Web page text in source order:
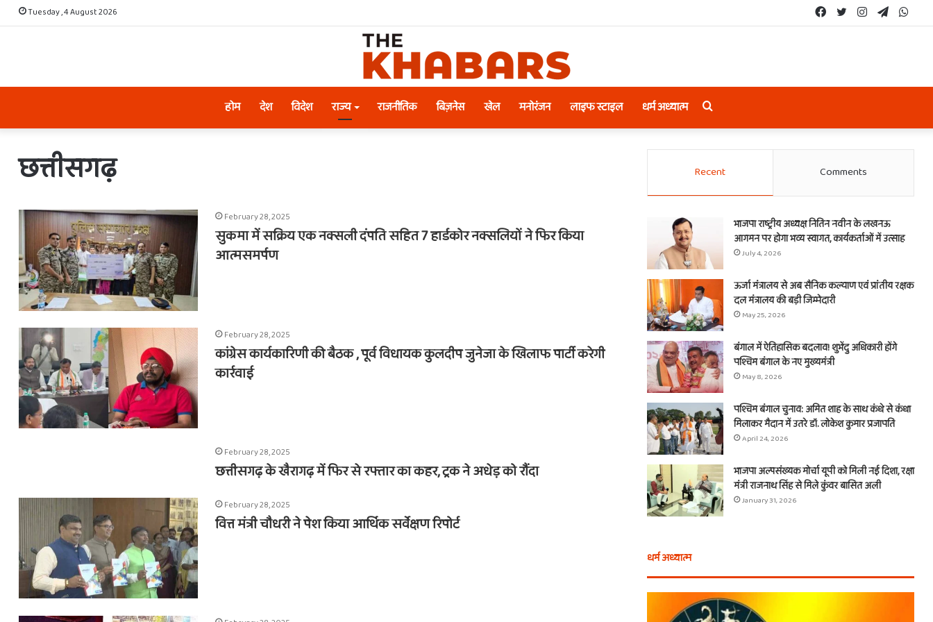
Tuesday , 4 August 2026 Telegram
Instagram
Twitter
Facebook
होम देश विदेश राज्य राजनीतिक बिज़नेस खेल मनोरंजन लाइफ स्टाइल धर्म अध्यात्म Search
for
छत्तीसगढ़
February 28, 2025
सुकमा में सक्रिय एक नक्सली दंपति सहित 7 हार्डकोर नक्सलियों ने फिर किया
आत्मसमर्पण
February 28, 2025
कांग्रेस कार्यकारिणी की बैठक , पूर्व विधायक कुलदीप जुनेजा के खिलाफ पार्टी करेगी
कार्रवाई
February 28, 2025
छत्तीसगढ़ के खैरागढ़ में फिर से रफ्तार का कहर, ट्रक ने अधेड़ को रौंदा
February 28, 2025
वित्त मंत्री चौधरी ने पेश किया आर्थिक सर्वेक्षण रिपोर्ट
Recent Comments
भाजपा राष्ट्रीय अध्यक्ष नितिन नवीन के लखनऊ
आगमन पर होगा भव्य स्वागत, कार्यकर्ताओं में उत्साह
July 4, 2026
ऊर्जा मंत्रालय से अब सैनिक कल्याण एवं प्रांतीय रक्षक
दल मंत्रालय की बड़ी जिम्मेदारी
May 25, 2026
बंगाल में ऐतिहासिक बदलाव! शुभेंदु अधिकारी होंगे
पश्चिम बंगाल के नए मुख्यमंत्री
May 8, 2026
पश्चिम बंगाल चुनाव: अमित शाह के साथ कंधे से कंधा
मिलाकर मैदान में उतरे डॉ. लोकेश कुमार प्रजापति
April 24, 2026
भाजपा अल्पसंख्यक मोर्चा यूपी को मिली नई दिशा, रक्षा
मंत्री राजनाथ सिंह से मिले कुंवर बासित अली
January 31, 2026
धर्म अध्यात्म
एक
वचन,